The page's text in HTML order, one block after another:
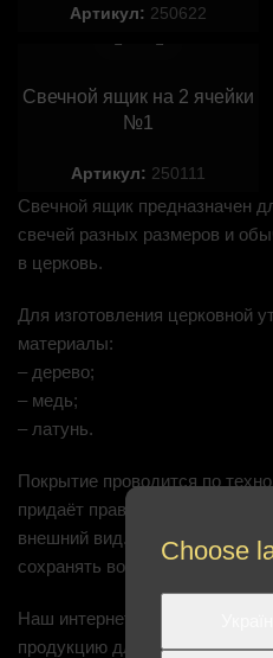
Артикул: 250622
Свечной ящик на 2 ячейки
№1
Артикул: 250111
Свечной ящик предназначен
свечей разных размеров и
в церковь.
Для изготовления церковной
материалы:
– дерево;
– медь;
– латунь.
Покрытие проводится по
придаёт православному
внешний вид. Качественное
сохранять восковые изделия
Наш интернет-магазин
продукцию для собора
Choose